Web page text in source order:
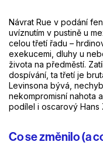
Návrat Rue v podání
uvíznutím v pustině u
celou třetí řadu –
exekucemi, dluhy u
života na předměstí.
dospívání, ta třetí je
Levinsona bývá,
nekompromisní nahota
podílel i oscarový Hans
Co se změnilo (a